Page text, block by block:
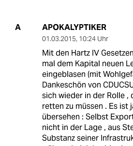
A APOKALYPTIKER
01.03.2015, 10:24 Uhr
Mit den Hartz IV
mal dem Kapital neuen
eingeblasen (mit
Dankeschön von
sich wieder in der Rolle ,
retten zu müssen . Es ist
übersehen : Selbst
nicht in der Lage , aus
Substanz seiner